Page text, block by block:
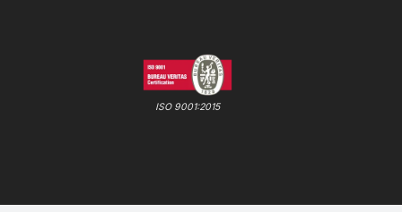
ISO 9001:2015